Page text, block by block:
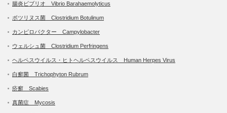
腸炎ビブリオ Vibrio Barahaemolyticus
ボツリヌス菌 Clostridium Botulinum
カンピロバクター Campylobacter
ウェルシュ菌 Clostridium Perfringens
ヘルペスウイルス・ヒトヘルペスウイルス Human Herpes Virus
白癬菌 Trichophyton Rubrum
疥癬 Scabies
真菌症 Mycosis